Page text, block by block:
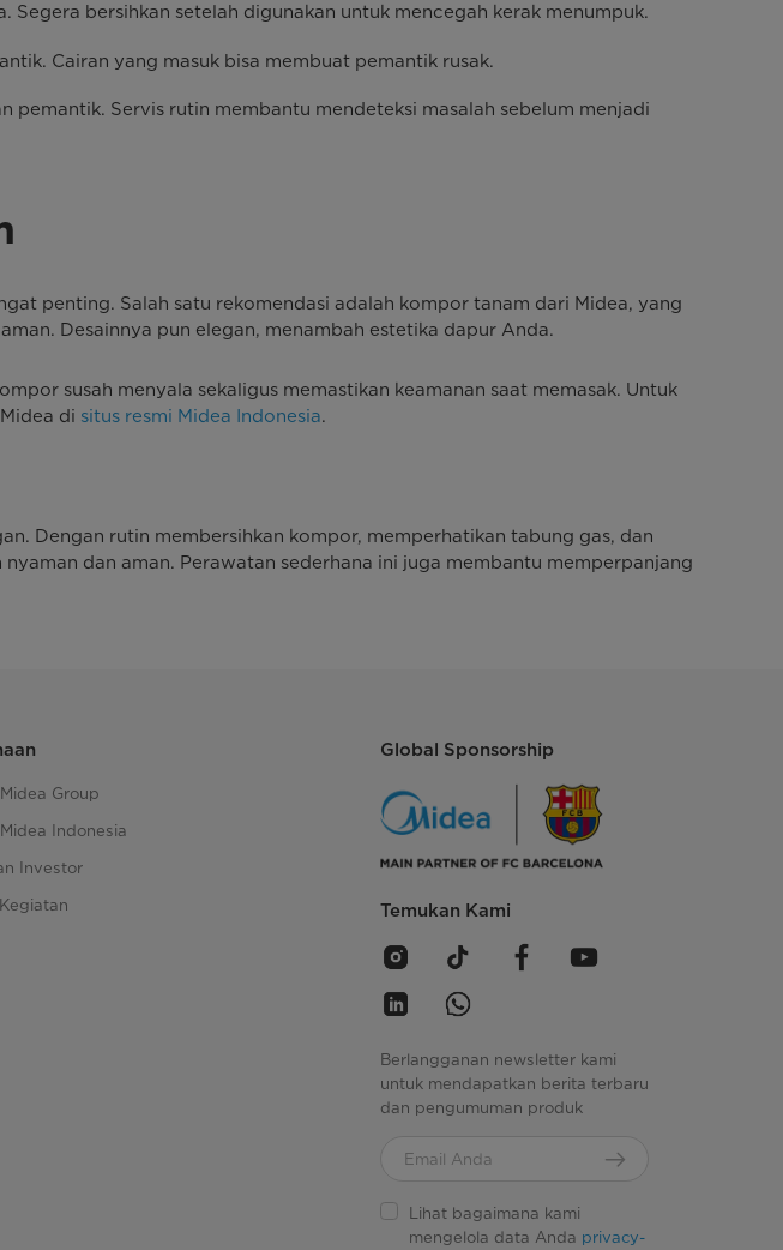
bersihkan setelah digunakan untuk mencegah kerak menumpuk.
Cairan yang masuk bisa membuat pemantik rusak.
pemantik. Servis rutin membantu mendeteksi masalah sebelum menjadi
penting. Salah satu rekomendasi adalah kompor tanam dari Midea, yang
Desainnya pun elegan, menambah estetika dapur Anda.
susah menyala sekaligus memastikan keamanan saat memasak. Untuk
di situs resmi Midea Indonesia.
Dengan rutin membersihkan kompor, memperhatikan tabung gas, dan
dan aman. Perawatan sederhana ini juga membantu memperpanjang
Group
Indonesia
Investor
Global Sponsorship
Temukan Kami
Berlangganan newsletter kami
untuk mendapatkan berita terbaru
dan pengumuman produk
Lihat bagaimana kami
mengelola data Anda privacy-